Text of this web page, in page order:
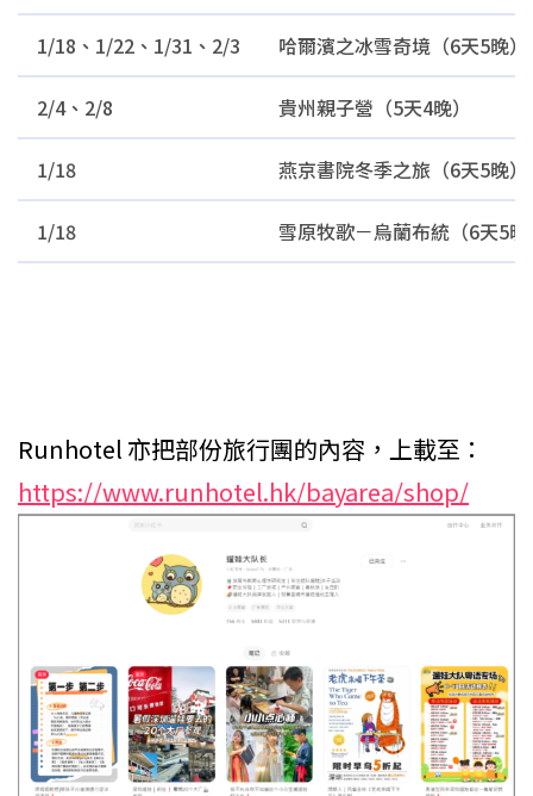
1/18、1/22、1/31、2/3 哈爾濱之冰雪奇境（6天5晚）
2/4、2/8 貴州親子營（5天4晚）
1/18 燕京書院冬季之旅（6天5晚）
1/18 雪原牧歌－烏蘭布統（6天5
Runhotel 亦把部份旅行團的內容，上載至：
https://www.runhotel.hk/bayarea/shop/